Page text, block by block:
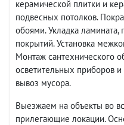
керамической плитки и
подвесных потолков.
обоями. Укладка
покрытий. Установка
Монтаж сантехнического
осветительных приборов
вывоз мусора.
Выезжаем на объекты во
прилегающие локации.